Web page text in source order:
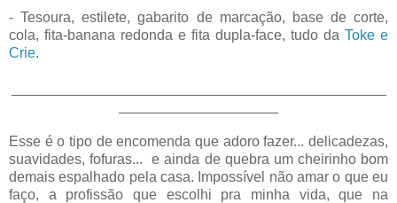
- Tesoura, estilete, gabarito de marcação, base de corte,
cola, fita-banana redonda e fita dupla-face, tudo da Toke e
Crie.
Esse é o tipo de encomenda que adoro fazer... delicadezas,
suavidades, fofuras... e ainda de quebra um cheirinho bom
demais espalhado pela casa. Impossível não amar o que eu
faço, a profissão que escolhi pra minha vida, que na